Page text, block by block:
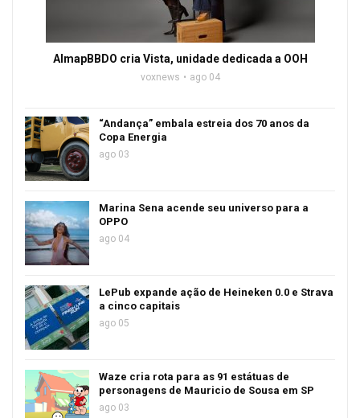
AlmapBBDO cria Vista, unidade dedicada a OOH
voxnews ago 04
“Andança” embala estreia dos 70 anos da
Copa Energia
ago 03
Marina Sena acende seu universo para a
OPPO
ago 04
LePub expande ação de Heineken 0.0 e Strava
a cinco capitais
ago 05
Waze cria rota para as 91 estátuas de
personagens de Mauricio de Sousa em SP
ago 03